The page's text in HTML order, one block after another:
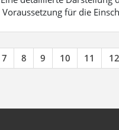
für die
7 8 9 10 11 12